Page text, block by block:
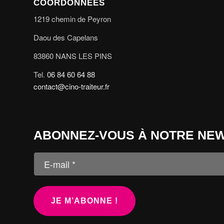
COORDONNÉES
1219 chemin de Peyron
Daou des Capelans
83860 NANS LES PINS
Tel. 06 84 60 64 88
contact@cino-traiteur.fr
ABONNEZ-VOUS À NOTRE